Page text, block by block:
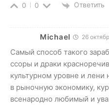
0 0 Ответить
Michael 26
Самый способ такого
ссоры и драки
культурном уровне и
в рыночную экономику,
всенародно любимый и